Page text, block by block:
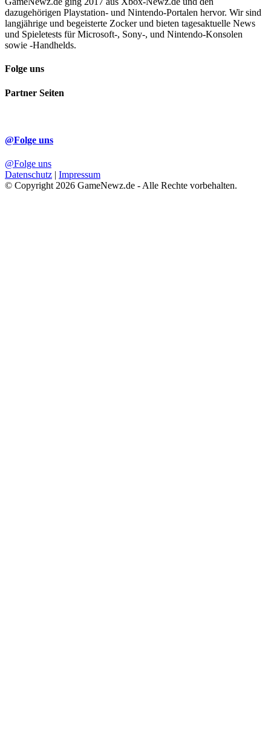
dazugehörigen Playstation- und Nintendo-Portalen hervor. Wir sind
langjährige und begeisterte Zocker und bieten tagesaktuelle News
und Spieletests für Microsoft-, Sony-, und Nintendo-Konsolen
sowie -Handhelds.
Folge uns
Partner Seiten
@Folge uns
@Folge uns
Datenschutz | Impressum
© Copyright 2026 GameNewz.de - Alle Rechte vorbehalten.